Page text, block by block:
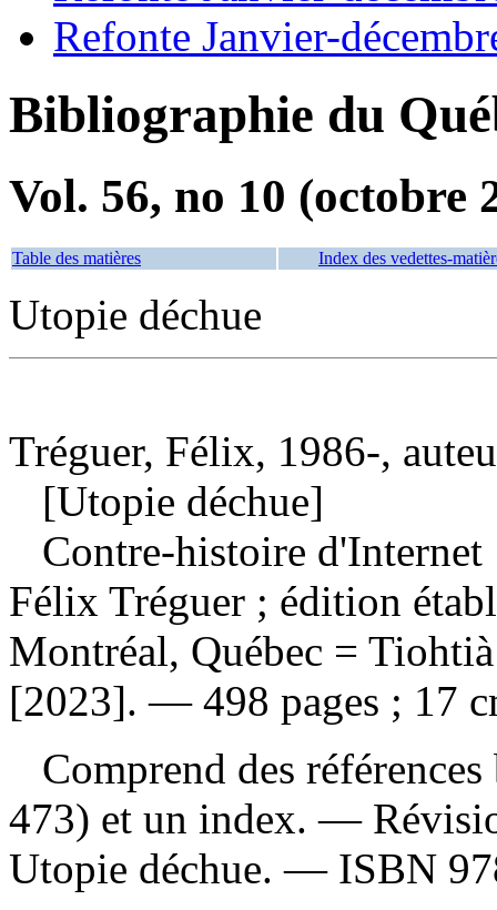
Refonte Janvier-
Bibliographie du
Vol. 56, no 10 (octobre
Table des matières Index des vedettes-
Utopie déchue
Tréguer, Félix, 1986-,
[Utopie déchue]
Contre-histoire
Félix Tréguer ; édition
Montréal, Québec =
[2023]. — 498 pages ; 17
Comprend des
473) et un index. —
Utopie déchue. — ISBN